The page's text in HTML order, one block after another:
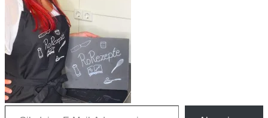
Gib deine E-Mail-Adresse ein ...